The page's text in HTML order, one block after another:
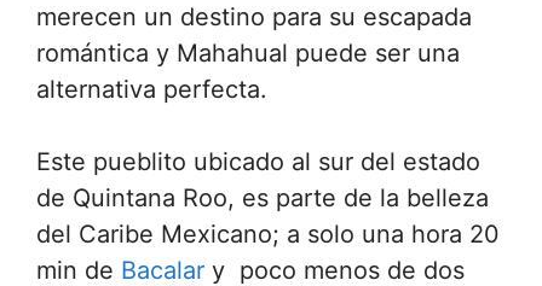
merecen un destino para su escapada
romántica y Mahahual puede ser una
alternativa perfecta.
Este pueblito ubicado al sur del estado
de Quintana Roo, es parte de la belleza
del Caribe Mexicano; a solo una hora 20
min de Bacalar y poco menos de dos